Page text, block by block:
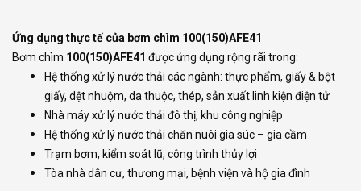
Ứng dụng thực tế của bơm chìm 100(150)AFE41
Bơm chìm 100(150)AFE41 được ứng dụng rộng rãi trong:
Hệ thống xử lý nước thải các ngành: thực phẩm, giấy & bột
giấy, dệt nhuộm, da thuộc, thép, sản xuất linh kiện điện tử
Nhà máy xử lý nước thải đô thị, khu công nghiệp
Hệ thống xử lý nước thải chăn nuôi gia súc – gia cầm
Trạm bơm, kiểm soát lũ, công trình thủy lợi
Tòa nhà dân cư, thương mại, bệnh viện và hộ gia đình